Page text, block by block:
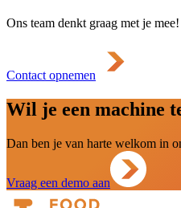
Ons team denkt graag met je mee!
Contact opnemen
Wil je een machine
Dan ben je van harte welkom in
Vraag een demo aan